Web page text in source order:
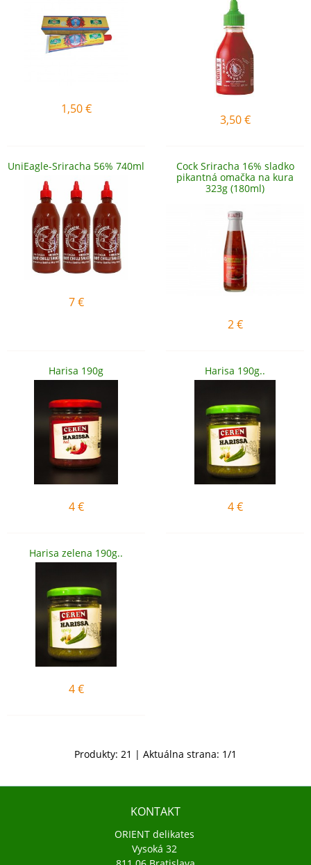
1,50 €
3,50 €
UniEagle-Sriracha 56% 740ml
7 €
Cock Sriracha 16% sladko
pikantná omačka na kura
323g (180ml)
2 €
Harisa 190g
4 €
Harisa 190g..
4 €
Harisa zelena 190g..
4 €
Produkty: 21 | Aktuálna strana: 1/1
KONTAKT
ORIENT delikates
Vysoká 32